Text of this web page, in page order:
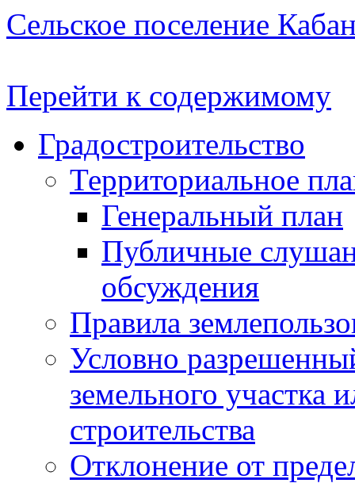
Сельское поселение
Перейти к содержимому
Градостроительство
Территориальное
Генеральный план
Публичные
обсуждения
Правила
Условно
земельного участка
строительства
Отклонение от